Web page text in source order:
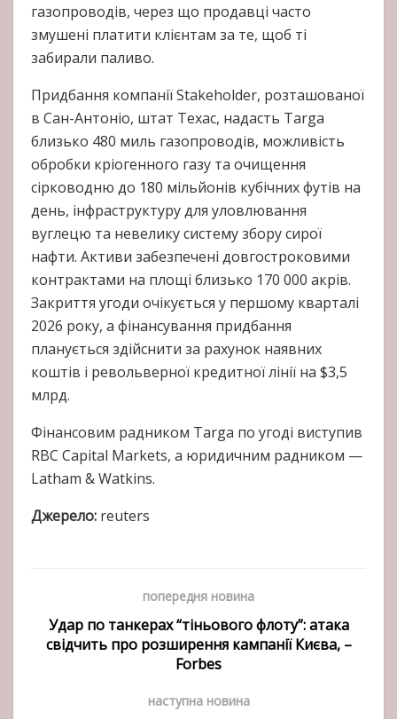
газопроводів, через що продавці часто
змушені платити клієнтам за те, щоб ті
забирали паливо.
Придбання компанії Stakeholder, розташованої
в Сан-Антоніо, штат Техас, надасть Targa
близько 480 миль газопроводів, можливість
обробки кріогенного газу та очищення
сірководню до 180 мільйонів кубічних футів на
день, інфраструктуру для уловлювання
вуглецю та невелику систему збору сирої
нафти. Активи забезпечені довгостроковими
контрактами на площі близько 170 000 акрів.
Закриття угоди очікується у першому кварталі
2026 року, а фінансування придбання
планується здійснити за рахунок наявних
коштів і револьверної кредитної лінії на $3,5
млрд.
Фінансовим радником Targa по угоді виступив
RBC Capital Markets, а юридичним радником —
Latham & Watkins.
Джерело: reuters
попередня новина
Удар по танкерах “тіньового флоту”: атака
свідчить про розширення кампанії Києва, –
Forbes
наступна новина